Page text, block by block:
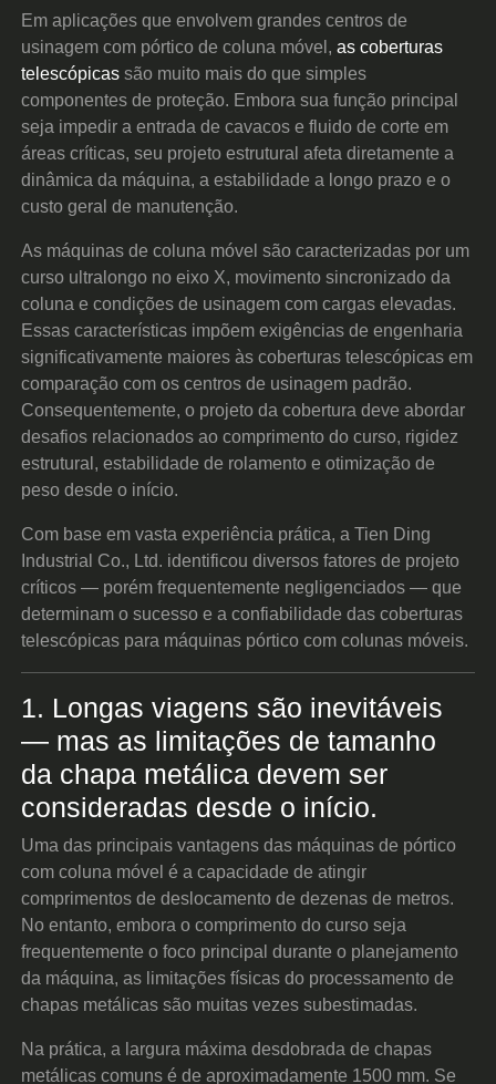
Em aplicações que envolvem grandes centros de
usinagem com pórtico de coluna móvel,as coberturas
telescópicas são muito mais do que simples
componentes de proteção. Embora sua função principal
seja impedir a entrada de cavacos e fluido de corte em
áreas críticas, seu projeto estrutural afeta diretamente a
dinâmica da máquina, a estabilidade a longo prazo e o
custo geral de manutenção.
As máquinas de coluna móvel são caracterizadas por um
curso ultralongo no eixo X, movimento sincronizado da
coluna e condições de usinagem com cargas elevadas.
Essas características impõem exigências de engenharia
significativamente maiores às coberturas telescópicas em
comparação com os centros de usinagem padrão.
Consequentemente, o projeto da cobertura deve abordar
desafios relacionados ao comprimento do curso, rigidez
estrutural, estabilidade de rolamento e otimização de
peso desde o início.
Com base em vasta experiência prática, a Tien Ding
Industrial Co., Ltd. identificou diversos fatores de projeto
críticos — porém frequentemente negligenciados — que
determinam o sucesso e a confiabilidade das coberturas
telescópicas para máquinas pórtico com colunas móveis.
1. Longas viagens são inevitáveis
— mas as limitações de tamanho
da chapa metálica devem ser
consideradas desde o início.
Uma das principais vantagens das máquinas de pórtico
com coluna móvel é a capacidade de atingir
comprimentos de deslocamento de dezenas de metros.
No entanto, embora o comprimento do curso seja
frequentemente o foco principal durante o planejamento
da máquina, as limitações físicas do processamento de
chapas metálicas são muitas vezes subestimadas.
Na prática, a largura máxima desdobrada de chapas
metálicas comuns é de aproximadamente 1500 mm. Se